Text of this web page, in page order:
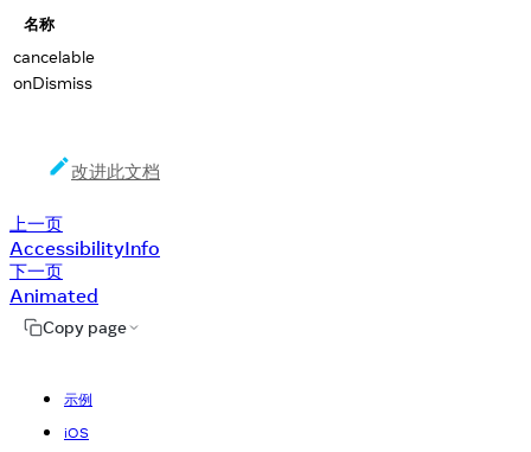
名称
cancelable
onDismiss
改进此文档
上一页
AccessibilityInfo
下一页
Animated
Copy page
示例
iOS